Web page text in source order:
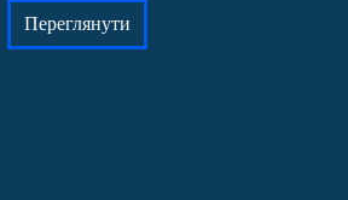
Переглянути